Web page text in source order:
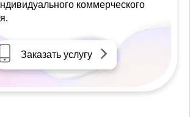
коммерческого
Заказать услугу